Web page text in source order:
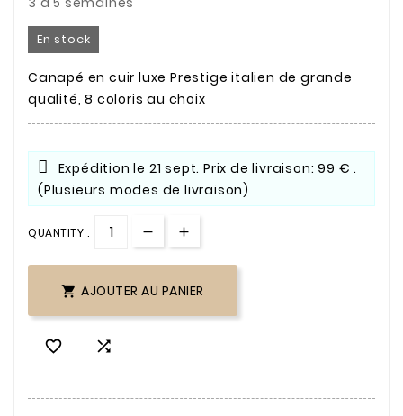
En stock
Canapé en cuir luxe Prestige italien de grande
qualité, 8 coloris au choix
Expédition le 21 sept.Prix de livraison: 99 € .
(Plusieurs modes de livraison)
QUANTITY :
 AJOUTER AU PANIER
 